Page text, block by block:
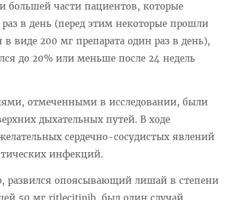
большей части пациентов, которые
в день (перед этим некоторые прошли
виде 200 мг препарата один раз в день),
до 20% или меньше после 24 недель
отмеченными в исследовании, были
дыхательных путей. В ходе
сердечно-сосудистых явлений
инфекций.
развился опоясывающий лишай в степени